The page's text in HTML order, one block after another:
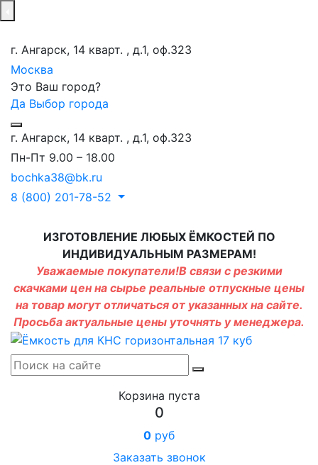
г. Ангарск, 14 кварт. , д.1, оф.323
Москва
Это Ваш город?
Да Выбор города
г. Ангарск, 14 кварт. , д.1, оф.323
Пн-Пт 9.00 – 18.00
bochka38@bk.ru
8 (800) 201-78-52
ИЗГОТОВЛЕНИЕ ЛЮБЫХ ЁМКОСТЕЙ ПО
ИНДИВИДУАЛЬНЫМ РАЗМЕРАМ!
Уважаемые покупатели!В связи с резкими
скачками цен на сырье реальные отпускные цены
на товар могут отличаться от указанных на сайте.
Просьба актуальные цены уточнять у менеджера.
Корзина пуста
0
0 руб
Заказать звонок